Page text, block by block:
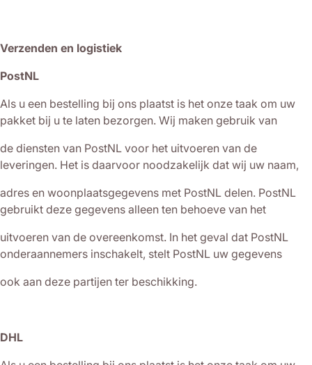
Verzenden en logistiek
PostNL
Als u een bestelling bij ons plaatst is het onze taak om uw
pakket bij u te laten bezorgen. Wij maken gebruik van
de diensten van PostNL voor het uitvoeren van de
leveringen. Het is daarvoor noodzakelijk dat wij uw naam,
adres en woonplaatsgegevens met PostNL delen. PostNL
gebruikt deze gegevens alleen ten behoeve van het
uitvoeren van de overeenkomst. In het geval dat PostNL
onderaannemers inschakelt, stelt PostNL uw gegevens
ook aan deze partijen ter beschikking.
DHL